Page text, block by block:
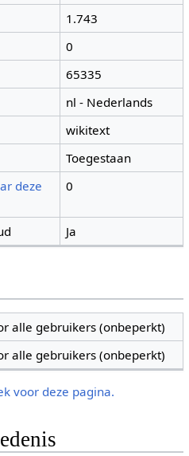
1.743
0
65335
nl - Nederlands
wikitext
Toegestaan
deze
0
Ja
alle gebruikers (onbeperkt)
alle gebruikers (onbeperkt)
voor deze pagina.